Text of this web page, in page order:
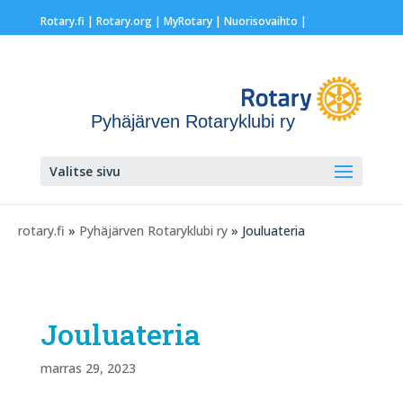
Rotary.fi | Rotary.org| MyRotary | Nuorisovaihto |
Pyhäjärven Rotaryklubi ry
Valitse sivu
rotary.fi » Pyhäjärven Rotaryklubi ry » Jouluateria
Jouluateria
marras 29, 2023